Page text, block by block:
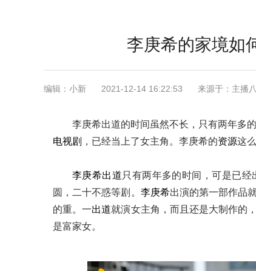
李庚希的家境如
编辑：小新 2021-12-14 16:22:53 来源于：主播
李庚希出道的时间虽然不长，只有两年多
电视剧 ，已经当上了女主角。李庚希的资源这
李庚希出道 只有两年多的时间，可是已经
圆，二十不惑等剧。 李庚希出演的第一部作品
的重。一出道就演女主角，而且还是大制作的
是富家女。